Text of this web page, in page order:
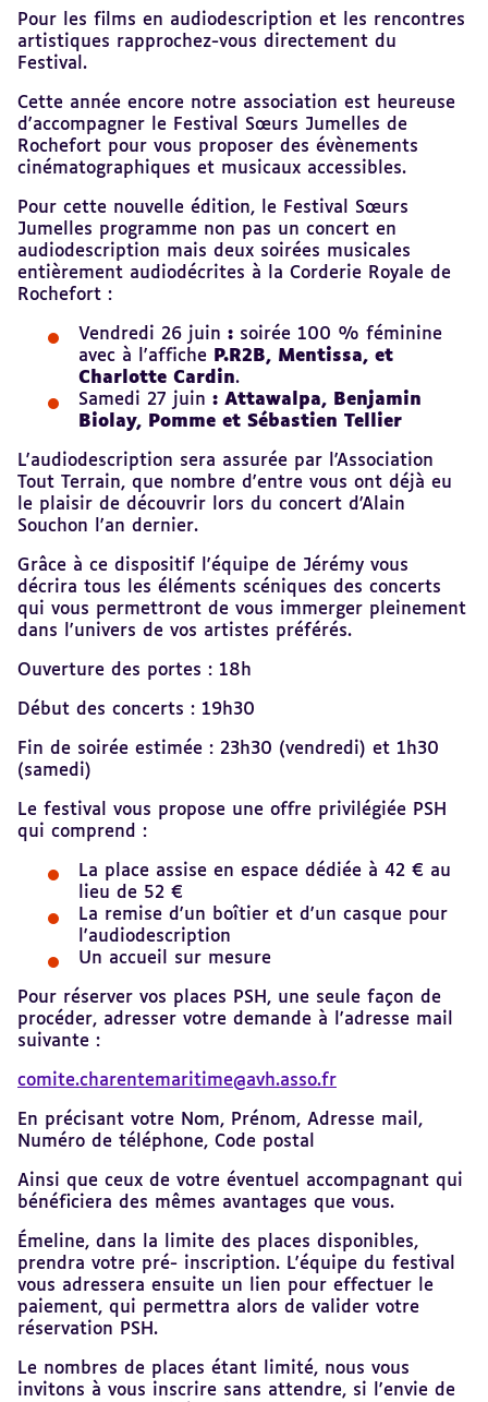
Pour les films en audiodescription et les rencontres
artistiques rapprochez-vous directement du
Festival.
Cette année encore notre association est heureuse
d'accompagner le Festival Sœurs Jumelles de
Rochefort pour vous proposer des évènements
cinématographiques et musicaux accessibles.
Pour cette nouvelle édition, le Festival Sœurs
Jumelles programme non pas un concert en
audiodescription mais deux soirées musicales
entièrement audiodécrites à la Corderie Royale de
Rochefort :
Vendredi 26 juin : soirée 100 % féminine
avec à l'affiche P.R2B, Mentissa, et
Charlotte Cardin.
Samedi 27 juin : Attawalpa, Benjamin
Biolay, Pomme et Sébastien Tellier
L'audiodescription sera assurée par l'Association
Tout Terrain, que nombre d'entre vous ont déjà eu
le plaisir de découvrir lors du concert d'Alain
Souchon l'an dernier.
Grâce à ce dispositif l'équipe de Jérémy vous
décrira tous les éléments scéniques des concerts
qui vous permettront de vous immerger pleinement
dans l'univers de vos artistes préférés.
Ouverture des portes : 18h
Début des concerts : 19h30
Fin de soirée estimée : 23h30 (vendredi) et 1h30
(samedi)
Le festival vous propose une offre privilégiée PSH
qui comprend :
La place assise en espace dédiée à 42 € au
lieu de 52 €
La remise d'un boîtier et d'un casque pour
l'audiodescription
Un accueil sur mesure
Pour réserver vos places PSH, une seule façon de
procéder, adresser votre demande à l'adresse mail
suivante :
comite.charentemaritime@avh.asso.fr
En précisant votre Nom, Prénom, Adresse mail,
Numéro de téléphone, Code postal
Ainsi que ceux de votre éventuel accompagnant qui
bénéficiera des mêmes avantages que vous.
Émeline, dans la limite des places disponibles,
prendra votre pré- inscription. L'équipe du festival
vous adressera ensuite un lien pour effectuer le
paiement, qui permettra alors de valider votre
réservation PSH.
Le nombres de places étant limité, nous vous
invitons à vous inscrire sans attendre, si l'envie de